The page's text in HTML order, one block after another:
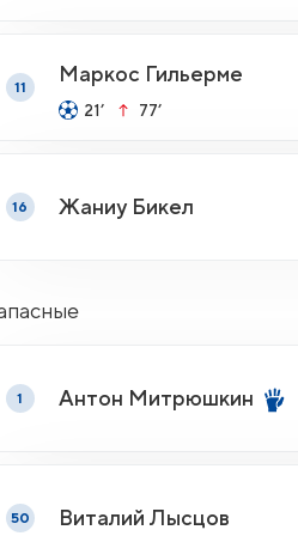
11
Маркос Гильерме
21’ 77’
16 Жаниу Бикел
1 Антон Митрюшкин
50 Виталий Лысцов